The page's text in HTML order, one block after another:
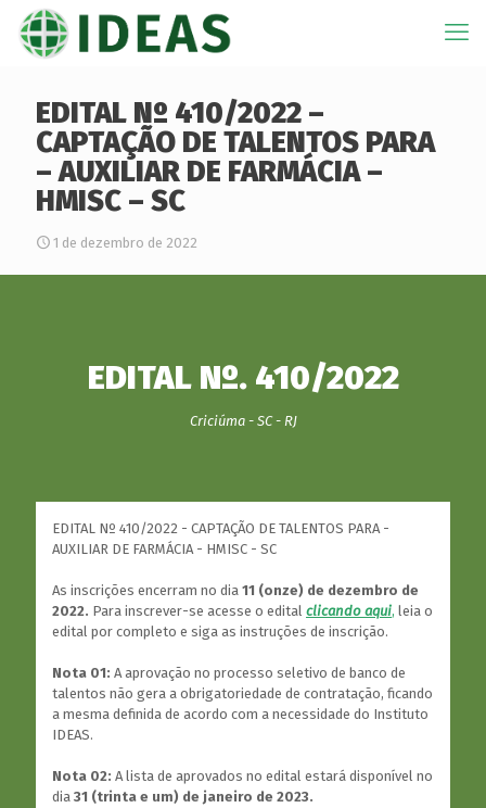
EDITAL Nº 410/2022 –
CAPTAÇÃO DE TALENTOS PARA
– AUXILIAR DE FARMÁCIA –
HMISC – SC
1 de dezembro de 2022
EDITAL Nº. 410/2022
Criciúma - SC - RJ
EDITAL Nº 410/2022 - CAPTAÇÃO DE TALENTOS PARA -
AUXILIAR DE FARMÁCIA - HMISC - SC
As inscrições encerram no dia 11 (onze) de dezembro de
2022. Para inscrever-se acesse o edital clicando aqui, leia o
edital por completo e siga as instruções de inscrição.
Nota 01: A aprovação no processo seletivo de banco de
talentos não gera a obrigatoriedade de contratação, ficando
a mesma definida de acordo com a necessidade do Instituto
IDEAS.
Nota 02: A lista de aprovados no edital estará disponível no
dia 31 (trinta e um) de janeiro de 2023.